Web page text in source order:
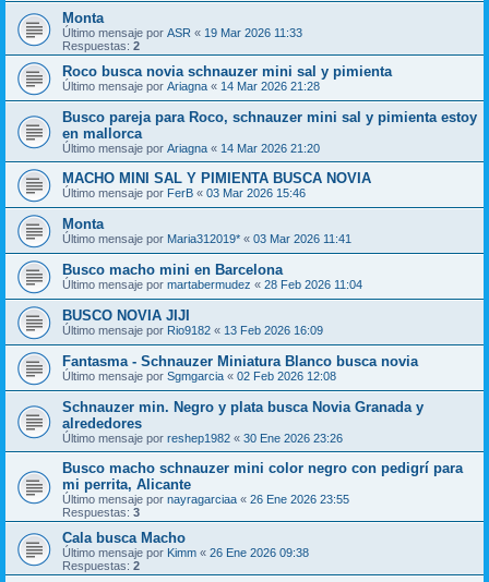
Monta
Último mensaje por ASR « 19 Mar 2026 11:33
Respuestas: 2
Roco busca novia schnauzer mini sal y pimienta
Último mensaje por Ariagna « 14 Mar 2026 21:28
Busco pareja para Roco, schnauzer mini sal y pimienta estoy
en mallorca
Último mensaje por Ariagna « 14 Mar 2026 21:20
MACHO MINI SAL Y PIMIENTA BUSCA NOVIA
Último mensaje por FerB « 03 Mar 2026 15:46
Monta
Último mensaje por Maria312019* « 03 Mar 2026 11:41
Busco macho mini en Barcelona
Último mensaje por martabermudez « 28 Feb 2026 11:04
BUSCO NOVIA JIJI
Último mensaje por Rio9182 « 13 Feb 2026 16:09
Fantasma - Schnauzer Miniatura Blanco busca novia
Último mensaje por Sgmgarcia « 02 Feb 2026 12:08
Schnauzer min. Negro y plata busca Novia Granada y
alrededores
Último mensaje por reshep1982 « 30 Ene 2026 23:26
Busco macho schnauzer mini color negro con pedigrí para
mi perrita, Alicante
Último mensaje por nayragarciaa « 26 Ene 2026 23:55
Respuestas: 3
Cala busca Macho
Último mensaje por Kimm « 26 Ene 2026 09:38
Respuestas: 2